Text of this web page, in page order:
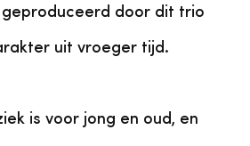
door dit trio
uit vroeger tijd.
is voor jong en oud, en